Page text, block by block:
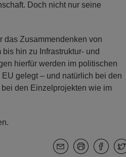
Doch nicht nur seine
das Zusammendenken von
hin zu Infrastruktur- und
hierfür werden im politischen
gelegt – und natürlich bei den
den Einzelprojekten wie im